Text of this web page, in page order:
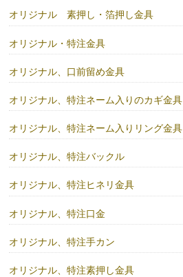
オリジナル 素押し・箔押し金具
オリジナル・特注金具
オリジナル、口前留め金具
オリジナル、特注ネーム入りのカギ金具
オリジナル、特注ネーム入りリング金具
オリジナル、特注バックル
オリジナル、特注ヒネリ金具
オリジナル、特注口金
オリジナル、特注手カン
オリジナル、特注素押し金具